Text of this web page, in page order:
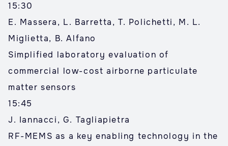
15:30
E. Massera, L. Barretta, T. Polichetti, M. L.
Miglietta, B. Alfano
Simplified laboratory evaluation of
commercial low-cost airborne particulate
matter sensors
15:45
J. Iannacci, G. Tagliapietra
RF-MEMS as a key enabling technology in the